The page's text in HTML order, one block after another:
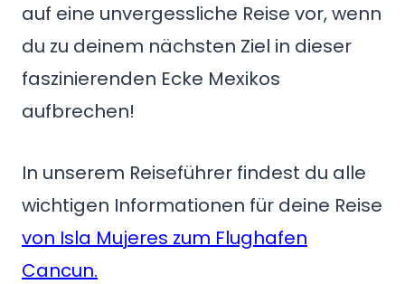
auf eine unvergessliche Reise vor, wenn
du zu deinem nächsten Ziel in dieser
faszinierenden Ecke Mexikos
aufbrechen!
In unserem Reiseführer findest du alle
wichtigen Informationen für deine Reise
von Isla Mujeres zum Flughafen
Cancun.